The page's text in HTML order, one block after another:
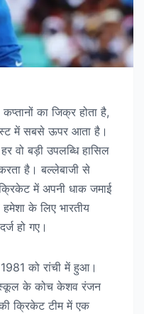
का जिक्र होता है,
में सबसे ऊपर आता है।
वो बड़ी उपलब्धि हासिल
है। बल्लेबाजी से
में अपनी धाक जमाई
के लिए भारतीय
हो गए।
को रांची में हुआ।
स्कूल के कोच केशव रंजन
क्रिकेट टीम में एक